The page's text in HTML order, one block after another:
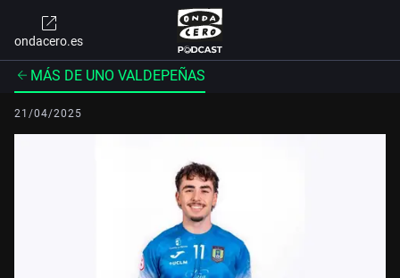
ondacero.es
MÁS DE UNO VALDEPEÑAS
21/04/2025